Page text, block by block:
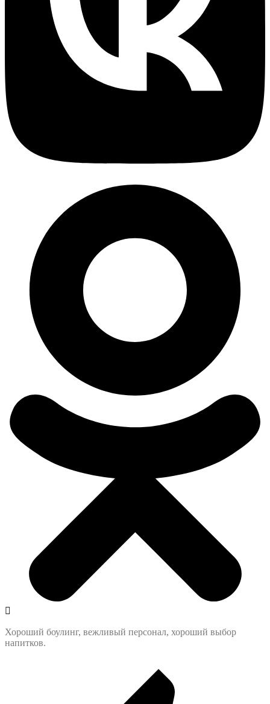
Хороший боулинг, вежливый персонал, хороший выбор
напитков.